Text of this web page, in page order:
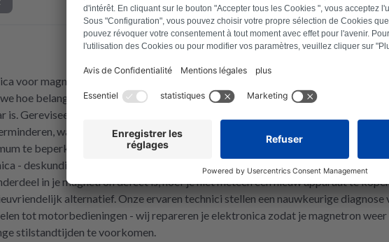
1
More pages
voor magnetrons - duurzaamheid en betrouwbaarheid
hoe belangrijk het is dat je magnetron perfect werkt. Daarom bieden we
Gereviseerde elektronica geeft je dezelfde prestaties als nieuwe onderdelen,
wat goed is voor het milieu. Vertrouw op onze geteste
te beperken.
- deskundige service voor uw magnetron
in je magnetron defect is, hoef je niet meteen een nieuw apparaat te
alternatief. Onze ervaren technici stellen een nauwkeurige
tot motorbedieningen - wij repareren je elektronica zodat je magnetron
stilstandtijden te voorkomen.